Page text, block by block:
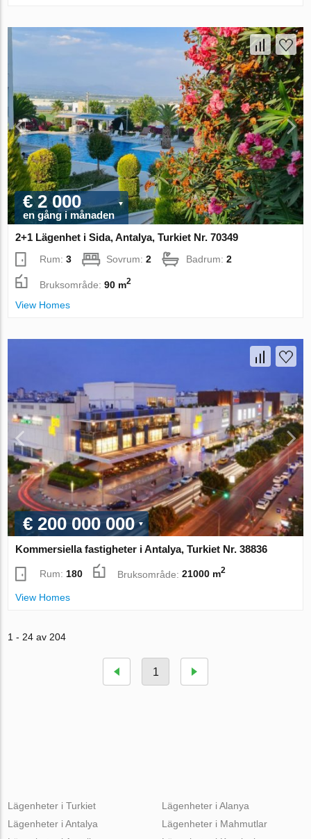
€ 2 000
en gång i månaden
2+1 Lägenhet i Sida, Antalya, Turkiet Nr. 70349
Rum:3 Sovrum:2 Badrum:2
Bruksområde:90 m2
View Homes
€ 200 000 000
Kommersiella fastigheter i Antalya, Turkiet Nr. 38836
Rum:180 Bruksområde:21000 m2
View Homes
1 - 24 av 204
1
Lägenheter i Turkiet
Lägenheter i Antalya
Lägenheter i Alanya
Lägenheter i Mahmutlar